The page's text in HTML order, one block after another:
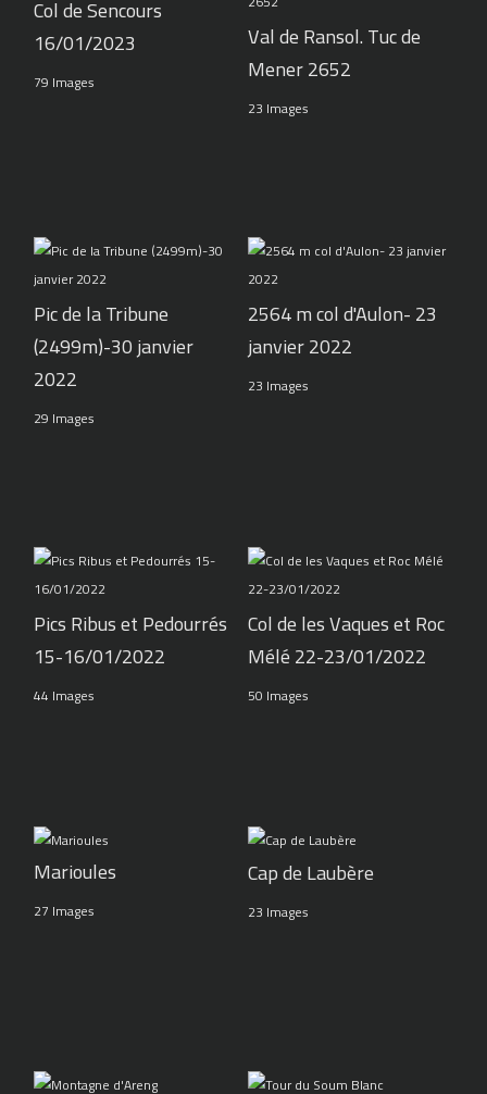
Col de Sencours
16/01/2023
79 Images
Val de Ransol. Tuc de
Mener 2652
23 Images
Pic de la Tribune
(2499m)-30 janvier
2022
29 Images
2564 m col d'Aulon- 23
janvier 2022
23 Images
Pics Ribus et Pedourrés
15-16/01/2022
44 Images
Col de les Vaques et Roc
Mélé 22-23/01/2022
50 Images
Marioules
27 Images
Cap de Laubère
23 Images